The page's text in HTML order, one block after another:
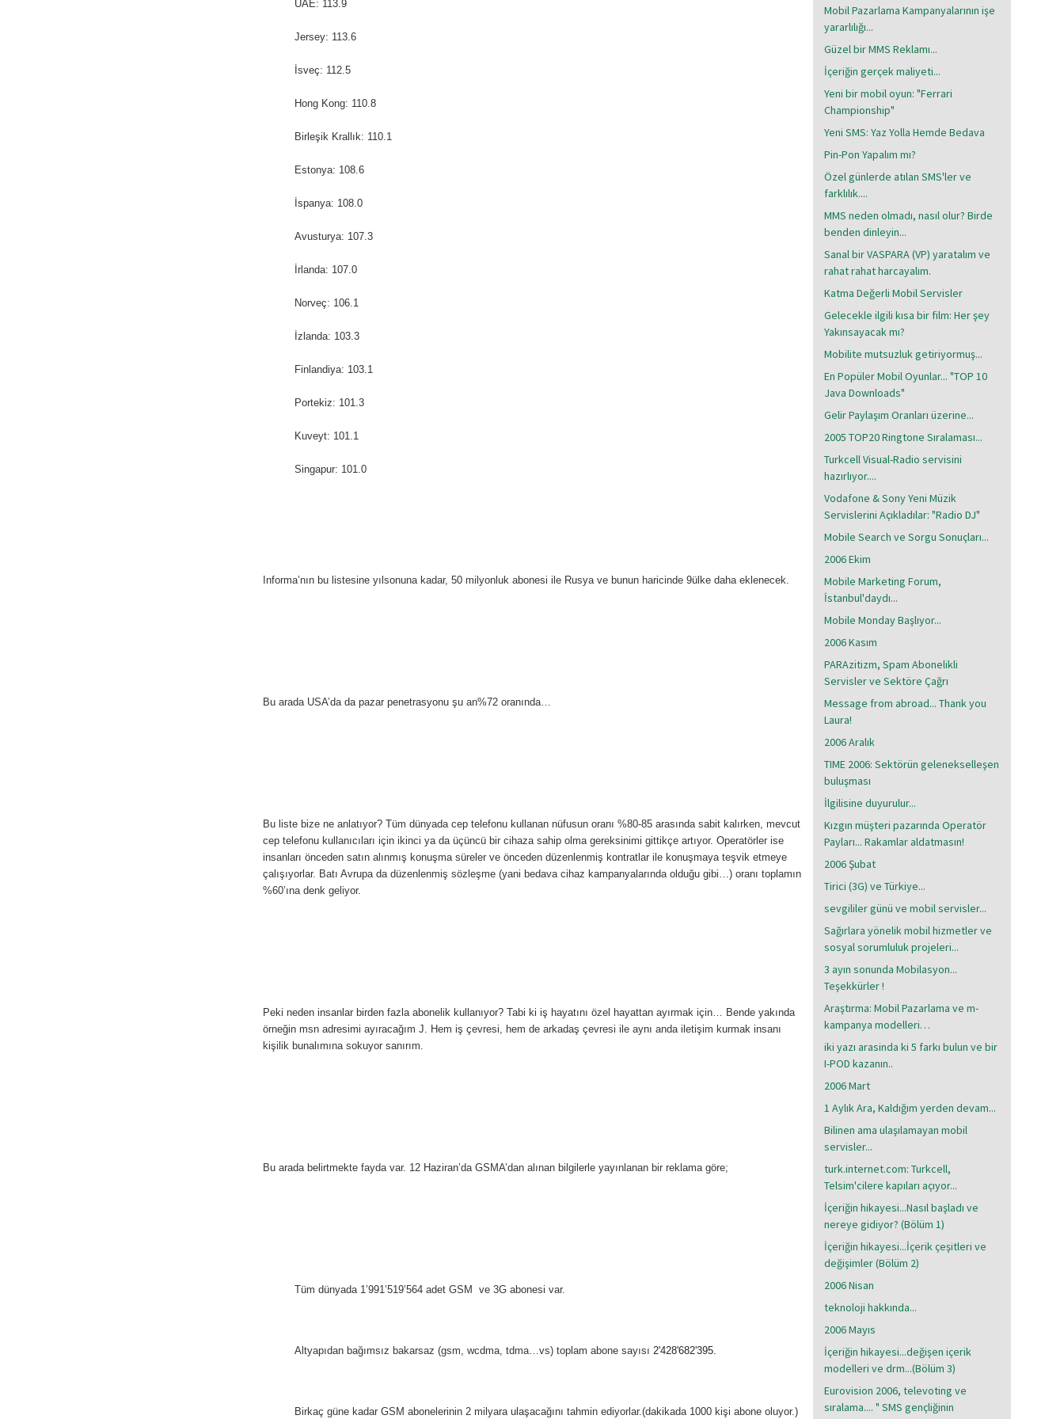
UAE: 113.9
Jersey: 113.6
İsveç: 112.5
Hong Kong: 110.8
Birleşik Krallık: 110.1
Estonya: 108.6
İspanya: 108.0
Avusturya: 107.3
İrlanda: 107.0
Norveç: 106.1
İzlanda: 103.3
Finlandiya: 103.1
Portekiz: 101.3
Kuveyt: 101.1
Singapur: 101.0
Informa’nın bu listesine yılsonuna kadar, 50 milyonluk abonesi ile Rusya ve bunun haricinde 9ülke daha eklenecek.
Bu arada USA’da da pazar penetrasyonu şu an%72 oranında…
Bu liste bize ne anlatıyor? Tüm dünyada cep telefonu kullanan nüfusun oranı %80-85 arasında sabit kalırken, mevcut
cep telefonu kullanıcıları için ikinci ya da üçüncü bir cihaza sahip olma gereksinimi gittikçe artıyor. Operatörler ise
insanları önceden satın alınmış konuşma süreler ve önceden düzenlenmiş kontratlar ile konuşmaya teşvik etmeye
çalışıyorlar. Batı Avrupa da düzenlenmiş sözleşme (yani bedava cihaz kampanyalarında olduğu gibi…) oranı toplamın
%60’ına denk geliyor.
Peki neden insanlar birden fazla abonelik kullanıyor? Tabi ki iş hayatını özel hayattan ayırmak için… Bende yakında
örneğin msn adresimi ayıracağım J. Hem iş çevresi, hem de arkadaş çevresi ile aynı anda iletişim kurmak insanı
kişilik bunalımına sokuyor sanırım.
Bu arada belirtmekte fayda var. 12 Haziran’da GSMA’dan alınan bilgilerle yayınlanan bir reklama göre;
Tüm dünyada 1’991’519’564 adet GSM ve 3G abonesi var.
Altyapıdan bağımsız bakarsaz (gsm, wcdma, tdma…vs) toplam abone sayısı 2'428'682'395.
Birkaç güne kadar GSM abonelerinin 2 milyara ulaşacağını tahmin ediyorlar.(dakikada 1000 kişi abone oluyor.)
Mobil Pazarlama Kampanyalarının işe
yararlılığı...
Güzel bir MMS Reklamı...
İçeriğin gerçek maliyeti...
Yeni bir mobil oyun: "Ferrari
Championship"
Yeni SMS: Yaz Yolla Hemde Bedava
Pin-Pon Yapalım mı?
Özel günlerde atılan SMS'ler ve
farklılık....
MMS neden olmadı, nasıl olur? Birde
benden dinleyin...
Sanal bir VASPARA (VP) yaratalım ve
rahat rahat harcayalım.
Katma Değerli Mobil Servisler
Gelecekle ilgili kısa bir film: Her şey
Yakınsayacak mı?
Mobilite mutsuzluk getiriyormuş...
En Popüler Mobil Oyunlar... "TOP 10
Java Downloads"
Gelir Paylaşım Oranları üzerine...
2005 TOP20 Ringtone Sıralaması...
Turkcell Visual-Radio servisini
hazırlıyor....
Vodafone & Sony Yeni Müzik
Servislerini Açıkladılar: "Radio DJ"
Mobile Search ve Sorgu Sonuçları...
2006 Ekim
Mobile Marketing Forum,
İstanbul'daydı...
Mobile Monday Başlıyor...
2006 Kasım
PARAzitizm, Spam Abonelikli
Servisler ve Sektöre Çağrı
Message from abroad... Thank you
Laura!
2006 Aralık
TIME 2006: Sektörün gelenekselleşen
buluşması
İlgilisine duyurulur...
Kızgın müşteri pazarında Operatör
Payları... Rakamlar aldatmasın!
2006 Şubat
Tirici (3G) ve Türkiye...
sevgililer günü ve mobil servisler...
Sağırlara yönelik mobil hizmetler ve
sosyal sorumluluk projeleri...
3 ayın sonunda Mobilasyon...
Teşekkürler !
Araştırma: Mobil Pazarlama ve m-
kampanya modelleri…
iki yazı arasinda ki 5 farkı bulun ve bir
I-POD kazanın..
2006 Mart
1 Aylık Ara, Kaldığım yerden devam...
Bilinen ama ulaşılamayan mobil
servisler...
turk.internet.com: Turkcell,
Telsim'cilere kapıları açıyor...
İçeriğin hikayesi...Nasıl başladı ve
nereye gidiyor? (Bölüm 1)
İçeriğin hikayesi...İçerik çeşitleri ve
değişimler (Bölüm 2)
2006 Nisan
teknoloji hakkında...
2006 Mayıs
İçeriğin hikayesi...değişen içerik
modelleri ve drm...(Bölüm 3)
Eurovision 2006, televoting ve
sıralama.... " SMS gençliğinin